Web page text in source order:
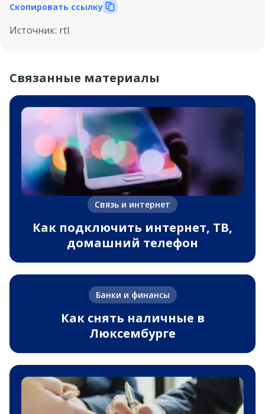
Скопировать ссылку
Источник: rtl
Связанные материалы
Связь и интернет
Как подключить интернет, ТВ,
домашний телефон
Банки и финансы
Как снять наличные в
Люксембурге